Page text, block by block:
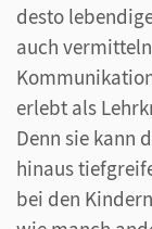
desto
auch
erlebt als
Denn sie kann
hinaus
bei den